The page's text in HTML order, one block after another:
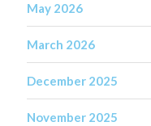
May 2026
March 2026
December 2025
November 2025